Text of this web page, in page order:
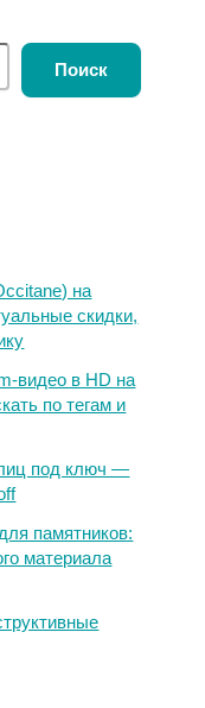
Поиск
на
скидки,
видео в HD на
по тегам и
под ключ —
памятников:
материала